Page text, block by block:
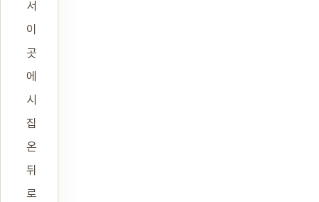
서
이
곳
에
시
집
온
뒤
로